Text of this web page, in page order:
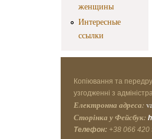
женщины
Интересные
ссылки
Копіювання та
узгодженні з
Електронна адреса:
Сторінка у Фейсбук:
Телефон: +38 066 420